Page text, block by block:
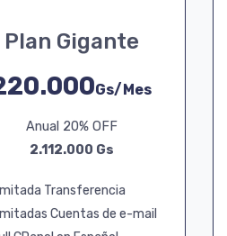
Plan Gigante
Gs/Mes
Anual 20% OFF
2.112.000 Gs
Transferencia
Cuentas de e-mail